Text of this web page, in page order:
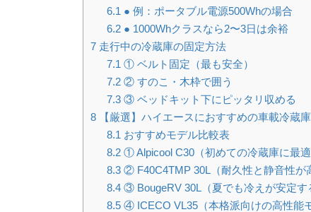
6.1 ● 例：ポータブル電源500Whの場合
6.2● 1000Whクラスなら2〜3日は余裕
7 走行中の冷蔵庫の固定方法
7.1 ① ベルト固定（最も安全）
7.2② すのこ・木枠で囲う
7.3③ ベッドキット下にピッタリ収める
8 【厳選】ハイエースにおすすめの車載冷蔵
8.1 おすすめモデル比較表
8.2① Alpicool C30（初めての冷蔵庫に最適
8.3② F40C4TMP 30L（耐久性と静音性が
8.4③ BougeRV 30L（夏でも冷えが安定す
8.5④ ICECO VL35（本格派向けの高性能モ